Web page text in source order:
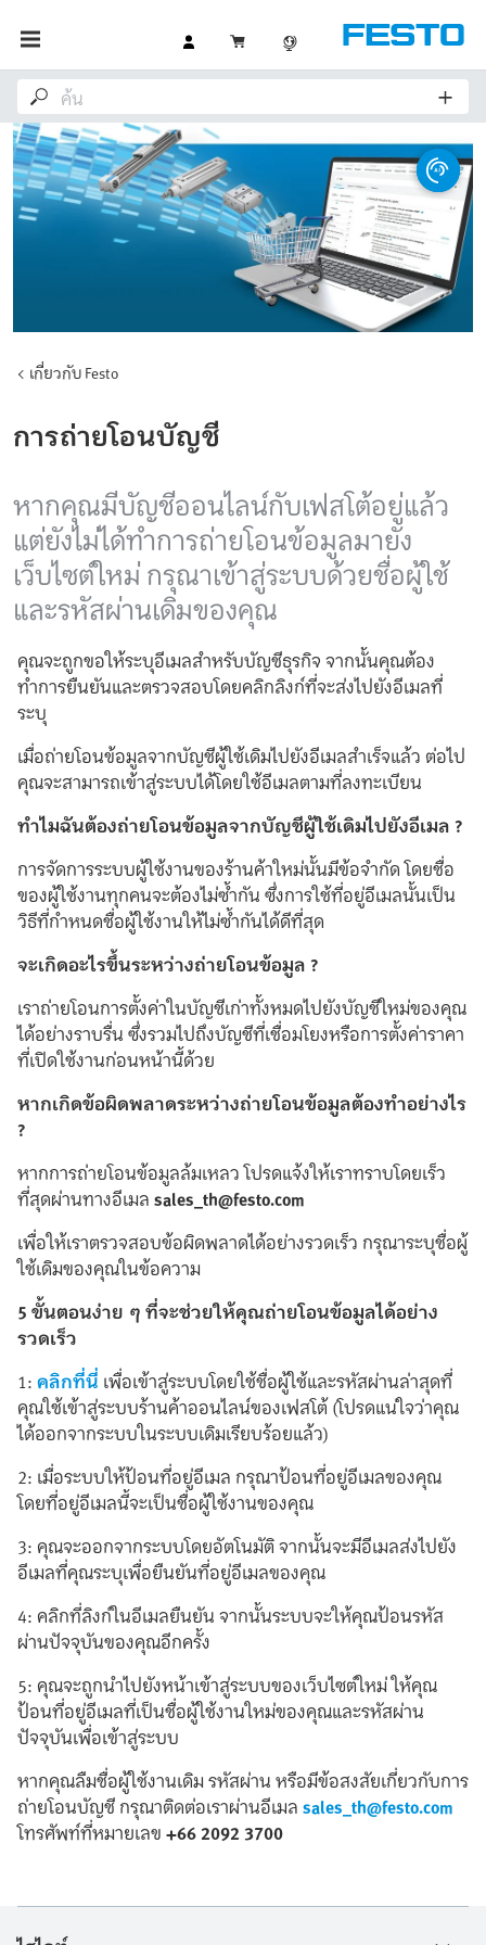
เกี่ยวกับ Festo
การถ่ายโอนบัญชี
หากคุณมีบัญชีออนไลน์กับเฟสโต้อยู่แล้ว
แต่ยังไม่ได้ทำการถ่ายโอนข้อมูลมายัง
เว็บไซต์ใหม่ กรุณาเข้าสู่ระบบด้วยชื่อผู้ใช้
และรหัสผ่านเดิมของคุณ
คุณจะถูกขอให้ระบุอีเมลสำหรับบัญชีธุรกิจ จากนั้นคุณต้อง
ทำการยืนยันและตรวจสอบโดยคลิกลิงก์ที่จะส่งไปยังอีเมลที่
ระบุ
เมื่อถ่ายโอนข้อมูลจากบัญชีผู้ใช้เดิมไปยังอีเมลสำเร็จแล้ว ต่อไป
คุณจะสามารถเข้าสู่ระบบได้โดยใช้อีเมลตามที่ลงทะเบียน
ทำไมฉันต้องถ่ายโอนข้อมูลจากบัญชีผู้ใช้เดิมไปยังอีเมล?
การจัดการระบบผู้ใช้งานของร้านค้าใหม่นั้นมีข้อจำกัด โดยชื่อ
ของผู้ใช้งานทุกคนจะต้องไม่ซ้ำกัน ซึ่งการใช้ที่อยู่อีเมลนั้นเป็น
วิธีที่กำหนดชื่อผู้ใช้งานให้ไม่ซ้ำกันได้ดีที่สุด
จะเกิดอะไรขึ้นระหว่างถ่ายโอนข้อมูล?
เราถ่ายโอนการตั้งค่าในบัญชีเก่าทั้งหมดไปยังบัญชีใหม่ของคุณ
ได้อย่างราบรื่น ซึ่งรวมไปถึงบัญชีที่เชื่อมโยงหรือการตั้งค่าราคา
ที่เปิดใช้งานก่อนหน้านี้ด้วย
หากเกิดข้อผิดพลาดระหว่างถ่ายโอนข้อมูลต้องทำอย่างไร
?
หากการถ่ายโอนข้อมูลล้มเหลว โปรดแจ้งให้เราทราบโดยเร็ว
ที่สุดผ่านทางอีเมลsales_th@festo.com
เพื่อให้เราตรวจสอบข้อผิดพลาดได้อย่างรวดเร็ว กรุณาระบุชื่อผู้
ใช้เดิมของคุณในข้อความ
5 ขั้นตอนง่าย ๆ ที่จะช่วยให้คุณถ่ายโอนข้อมูลได้อย่าง
รวดเร็ว
1:คลิกที่นี่ เพื่อเข้าสู่ระบบโดยใช้ชื่อผู้ใช้และรหัสผ่านล่าสุดที่
คุณใช้เข้าสู่ระบบร้านค้าออนไลน์ของเฟสโต้ (โปรดแน่ใจว่าคุณ
ได้ออกจากระบบในระบบเดิมเรียบร้อยแล้ว)
2: เมื่อระบบให้ป้อนที่อยู่อีเมล กรุณาป้อนที่อยู่อีเมลของคุณ
โดยที่อยู่อีเมลนี้จะเป็นชื่อผู้ใช้งานของคุณ
3: คุณจะออกจากระบบโดยอัตโนมัติ จากนั้นจะมีอีเมลส่งไปยัง
อีเมลที่คุณระบุเพื่อยืนยันที่อยู่อีเมลของคุณ
4: คลิกที่ลิงก์ในอีเมลยืนยัน จากนั้นระบบจะให้คุณป้อนรหัส
ผ่านปัจจุบันของคุณอีกครั้ง
5: คุณจะถูกนำไปยังหน้าเข้าสู่ระบบของเว็บไซต์ใหม่ ให้คุณ
ป้อนที่อยู่อีเมลที่เป็นชื่อผู้ใช้งานใหม่ของคุณและรหัสผ่าน
ปัจจุบันเพื่อเข้าสู่ระบบ
หากคุณลืมชื่อผู้ใช้งานเดิม รหัสผ่าน หรือมีข้อสงสัยเกี่ยวกับการ
ถ่ายโอนบัญชี กรุณาติดต่อเราผ่านอีเมลsales_th@festo.com
โทรศัพท์ที่หมายเลข+66 2092 3700